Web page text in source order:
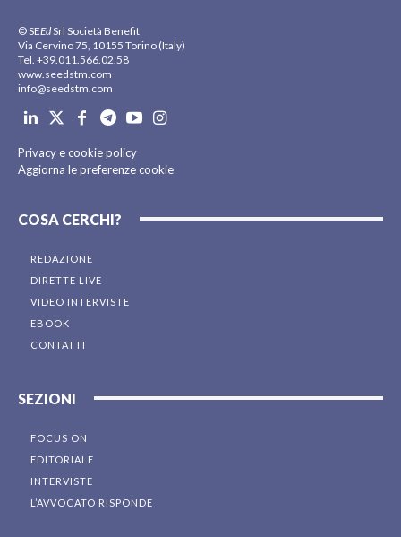
© SEEdSrl Società Benefit
Via Cervino 75, 10155 Torino (Italy)
Tel. +39.011.566.02.58
www.seedstm.com
info@seedstm.com
Privacy e cookie policy
Aggiorna le preferenze cookie
COSA CERCHI?
REDAZIONE
DIRETTE LIVE
VIDEO INTERVISTE
EBOOK
CONTATTI
SEZIONI
FOCUS ON
EDITORIALE
INTERVISTE
L’AVVOCATO RISPONDE